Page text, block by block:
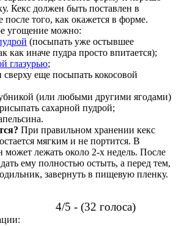
Кекс должен быть поставлен в
после того, как окажется в форме.
угощение можно:
(посыпать уже остывшее
как иначе пудра просто впитается);
глазурью;
сверху еще посыпать кокосовой
(или любыми другими ягодами)
сахарной пудрой;
При правильном хранении кекс
мягким и не портится. В
может лежать около 2-х недель. После
ему полностью остыть, а перед тем,
завернуть в пищевую пленку.
4/5 - (32 голоса)